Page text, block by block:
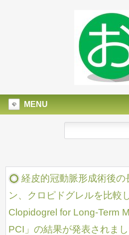
MENU
経皮的冠動脈形成術後の
ン、クロピドグレルを比較
Clopidogrel for Long-Term
PCI」の結果が発表されまし